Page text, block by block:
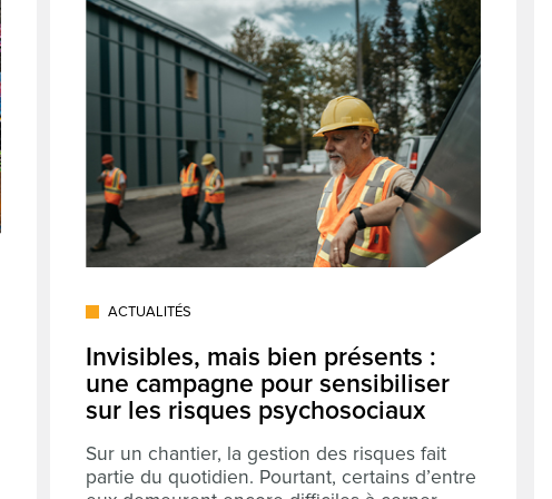
ACTUALITÉS
Invisibles, mais bien présents :
une campagne pour sensibiliser
sur les risques psychosociaux
Sur un chantier, la gestion des risques fait
partie du quotidien. Pourtant, certains d’entre